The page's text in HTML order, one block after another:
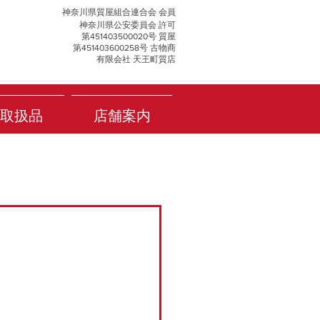
神奈川県質屋組合連合会 会員
神奈川県公安委員会 許可
第451403500020号 質屋
第451403600258号 古物商
有限会社 天王町質店
扱品 店舗案内